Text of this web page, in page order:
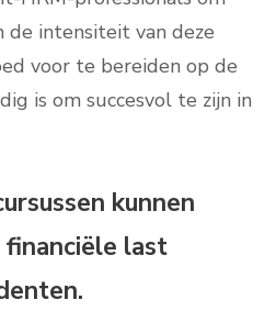
de intensiteit van deze
voor te bereiden op de
is om succesvol te zijn in
kunnen
financiële last